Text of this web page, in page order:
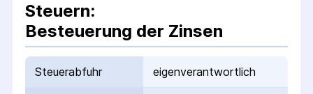
Steuern:
Besteuerung der Zinsen
Steuerabfuhr eigenverantwortlich